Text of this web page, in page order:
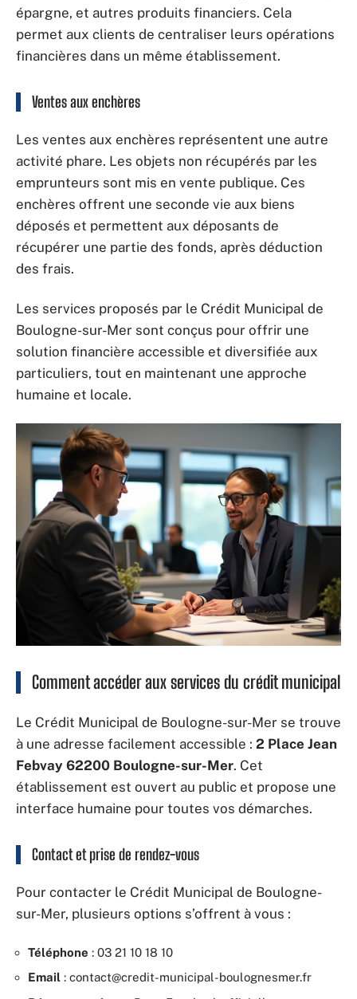
épargne, et autres produits financiers. Cela
permet aux clients de centraliser leurs opérations
financières dans un même établissement.
Ventes aux enchères
Les ventes aux enchères représentent une autre
activité phare. Les objets non récupérés par les
emprunteurs sont mis en vente publique. Ces
enchères offrent une seconde vie aux biens
déposés et permettent aux déposants de
récupérer une partie des fonds, après déduction
des frais.
Les services proposés par le Crédit Municipal de
Boulogne-sur-Mer sont conçus pour offrir une
solution financière accessible et diversifiée aux
particuliers, tout en maintenant une approche
humaine et locale.
Comment accéder aux services du crédit municipal
Le Crédit Municipal de Boulogne-sur-Mer se trouve
à une adresse facilement accessible : 2 Place Jean
Febvay 62200 Boulogne-sur-Mer. Cet
établissement est ouvert au public et propose une
interface humaine pour toutes vos démarches.
Contact et prise de rendez-vous
Pour contacter le Crédit Municipal de Boulogne-
sur-Mer, plusieurs options s’offrent à vous :
Téléphone : 03 21 10 18 10
Email : contact@credit-municipal-boulognesmer.fr